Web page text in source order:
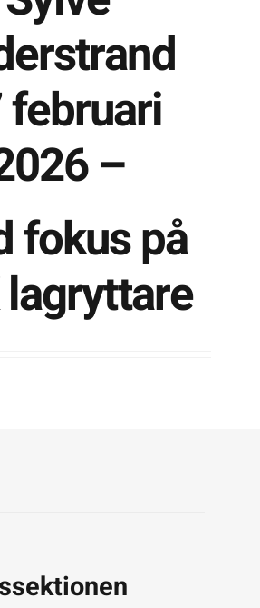
Kontakta SFK
Profilprodukter
Nyheter,
reportage och
Dokument &
protokoll
Arkiv
februari
–
fokus på
lagryttare